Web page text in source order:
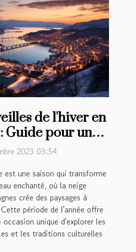
de l'hiver en
Guide pour un
de 8 jours
2023 03:54
est une saison qui transforme
enchanté, où la neige
crée des paysages à
période de l'année offre
occasion unique d'explorer les
et les traditions culturelles